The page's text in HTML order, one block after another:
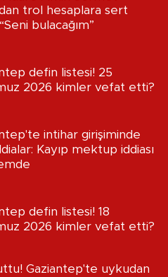
trol hesaplara sert
“Seni bulacağım”
defin listesi! 25
2026 kimler vefat etti?
intihar girişiminde
Kayıp mektup iddiası
defin listesi! 18
2026 kimler vefat etti?
Gaziantep'te uykudan